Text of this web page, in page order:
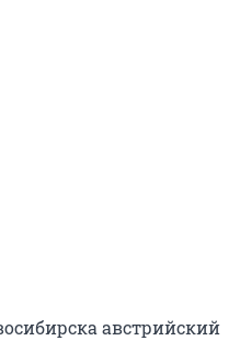
австрийский